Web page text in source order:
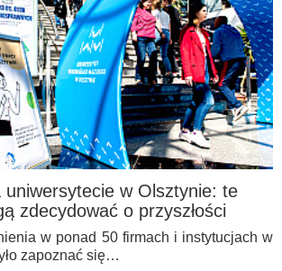
uniwersytecie w Olsztynie: te
zdecydować o przyszłości
w ponad 50 firmach i instytucjach w
zapoznać się…